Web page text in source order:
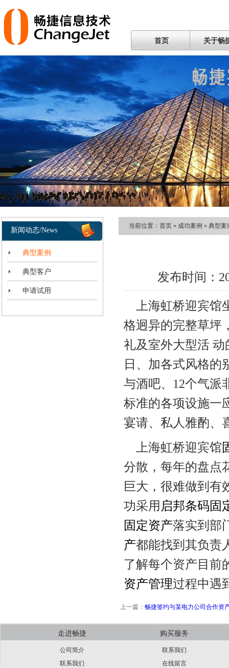
首页 关于畅
新闻动态/News
典型案例
典型客户
申请试用
当前位置： 首页 » 成功案例 » 典型案
发布时间：
上海虹桥迎宾馆
格迥异的完整草坪
礼及室外大型活 动
日、加各式风格的
与酒吧、12个气派
标准的各项设施一
宴请、私人雅酌、
上海虹桥迎宾馆
分散，每年的盘点
巨大，很难做到有
功采用 启邦条码固
固定资产落实到部
产都能找到其负责
了解每个资产目前
资产管理过程中遇
上一篇： 畅捷签约与某电力公司合作资
走进畅捷
公司简介
联系我们
购买服务
联系我们
在线留言